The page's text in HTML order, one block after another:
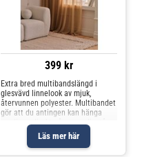
399 kr
Läs mer här
Extra bred multibandslängd i
glesvävd linnelook av mjuk,
återvunnen polyester. Multibandet
gör att du antingen kan hänga
gardinen direkt på en gardinstång
genom de gömda hällorna eller
använda ringar, nålkrokar eller
fingerkrokar. Snören i rynkbandet